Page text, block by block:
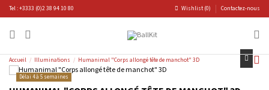
Tel : +3333 (0)2 38 94 10 80 Wishlist (0) Contactez-nous
Accueil Illuminations Humanimal "Corps allongé tête de manchot" 3D
Délai 4 à 5 semaines